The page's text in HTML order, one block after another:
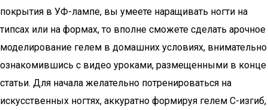
покрытия в УФ-лампе, вы умеете наращивать ногти на
типсах или на формах, то вполне сможете сделать арочное
моделирование гелем в домашних условиях, внимательно
ознакомившись с видео уроками, размещенными в конце
статьи. Для начала желательно потренироваться на
искусственных ногтях, аккуратно формируя гелем С-изгиб,